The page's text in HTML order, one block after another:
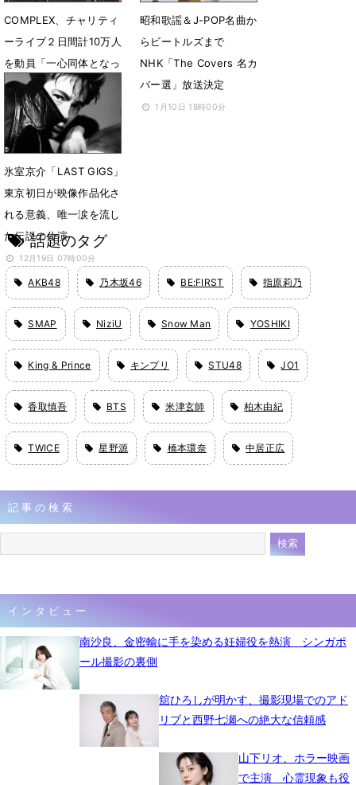
COMPLEX、チャリティ
ーライブ２日間計10万人
を動員「一心同体となっ
て、被災地にエールを」
5月17日 07時00分
昭和歌謡＆J-POP名曲か
らビートルズまで
NHK「The Covers 名カ
バー選」放送決定
1月10日 18時00分
氷室京介「LAST GIGS」
東京初日が映像作品化さ
れる意義、唯一涙を流し
た伝説の公演
12月19日 07時00分
話題のタグ
AKB48 乃木坂46 BE:FIRST 指原莉乃
SMAP NiziU Snow Man YOSHIKI
King & Prince キンプリ STU48 JO1
香取慎吾 BTS 米津玄師 柏木由紀
TWICE 星野源 橋本環奈 中居正広
記事の検索
インタビュー
南沙良、金密輸に手を染める妊婦役を熱演 シンガポ
ール撮影の裏側
舘ひろしが明かす、撮影現場でのアド
リブと西野七瀬への絶大な信頼感
山下リオ、ホラー映画
で主演 心霊現象も役